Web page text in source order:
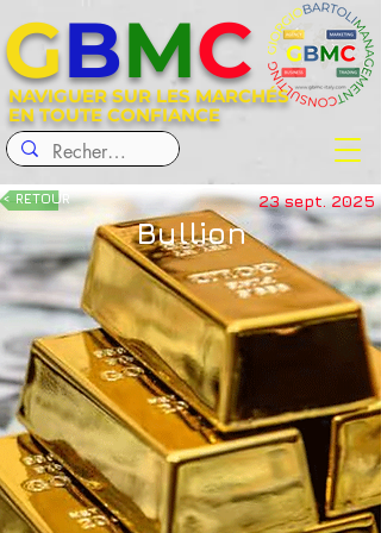
NAVIGUER SUR LES MARCHÉS
EN TOUTE CONFIANCE
GBMC
< RETOUR 23 sept. 2025
Bullion